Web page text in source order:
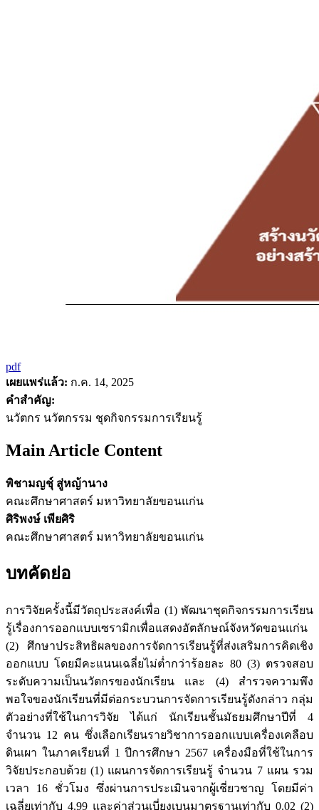
pdf
เผยแพร่แล้ว: ก.ค. 14, 2025
คำสำคัญ:
นวัตกร นวัตกรรม ชุดกิจกรรมการเรียนรู้
Main Article Content
พิชามญชุ์ สู่หญ้านาง
คณะศึกษาศาสตร์ มหาวิทยาลัยขอนแก่น
ศิริพงษ์ เพียศิริ
คณะศึกษาศาสตร์ มหาวิทยาลัยขอนแก่น
บทคัดย่อ
การวิจัยครั้งนี้มีวัตถุประสงค์เพื่อ (1) พัฒนาชุดกิจกรรมการเรียน
รู้เรื่องการออกแบบเซรามิกเพื่อแสดงอัตลักษณ์จังหวัดขอนแก่น
(2) ศึกษาประสิทธิผลของการจัดการเรียนรู้ที่ส่งเสริมการคิดเชิง
ออกแบบ โดยมีคะแนนเฉลี่ยไม่ต่ำกว่าร้อยละ 80 (3) ตรวจสอบ
ระดับความเป็นนวัตกรของนักเรียน และ (4) สำรวจความพึง
พอใจของนักเรียนที่มีต่อกระบวนการจัดการเรียนรู้ดังกล่าว กลุ่ม
ตัวอย่างที่ใช้ในการวิจัย ได้แก่ นักเรียนชั้นมัธยมศึกษาปีที่ 4
จำนวน 12 คน ซึ่งเลือกเรียนรายวิชาการออกแบบเครื่องเคลือบ
ดินเผา ในภาคเรียนที่ 1 ปีการศึกษา 2567 เครื่องมือที่ใช้ในการ
วิจัยประกอบด้วย (1) แผนการจัดการเรียนรู้ จำนวน 7 แผน รวม
เวลา 16 ชั่วโมง ซึ่งผ่านการประเมินจากผู้เชี่ยวชาญ โดยมีค่า
เฉลี่ยเท่ากับ 4.99 และค่าส่วนเบี่ยงเบนมาตรฐานเท่ากับ 0.02 (2)